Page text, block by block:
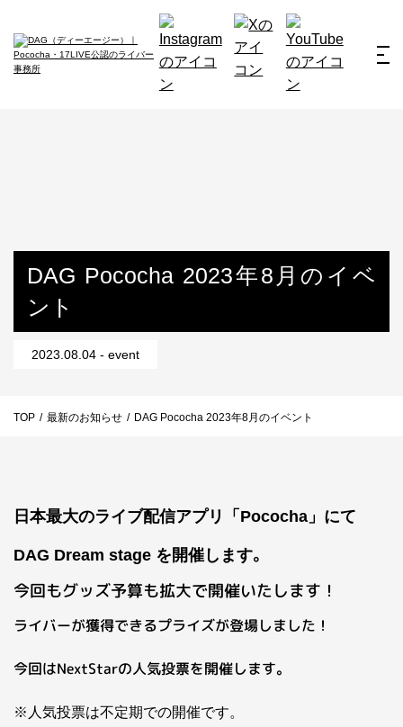
所属ライバー
インタビュー
メディア
お問い合わせ
DAG Pococha 2023年8月のイベ
ント
2023.08.04 - event
TOP / 最新のお知らせ / DAG Pococha 2023年8月のイベント
日本最大のライブ配信アプリ「Pococha」にて
DAG Dream stage を開催します。
今回もグッズ予算も拡大で開催いたします！
ライバーが獲得できるプライズが登場しました！
今回はNextStarの人気投票を開催します。
※人気投票は不定期での開催です。